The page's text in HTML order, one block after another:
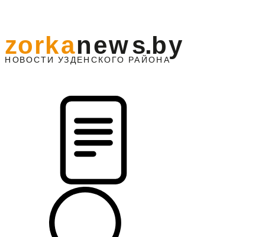
НО ВОСТИ УЗДЕНС КО ГО РАЙОНА
zorkanews.by